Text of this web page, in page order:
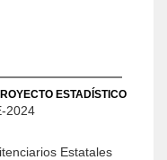
ESTADÍSTICO
2024
Estatales